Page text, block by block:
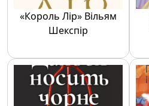
«Король Лір» Вільям
Шекспір